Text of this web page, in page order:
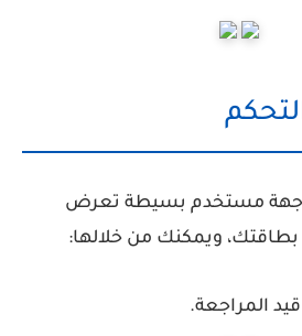
مستخدم بسيطة تعرض
ويمكنك من خلالها:
المراجعة.